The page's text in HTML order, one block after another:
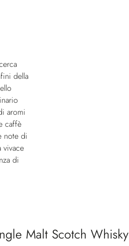
della
aromi
caffè
note di
vivace
di
Malt Scotch Whisky